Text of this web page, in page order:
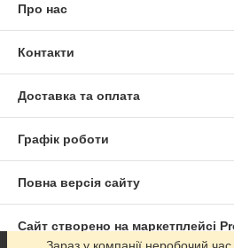
Про нас
Контакти
Доставка та оплата
Графік роботи
Повна версія сайту
Сайт створено на маркетплейсі